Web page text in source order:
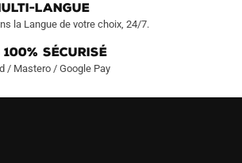
LANGUE
la Langue de votre choix, 24/7.
Sécurisé
/ Mastero / Google Pay